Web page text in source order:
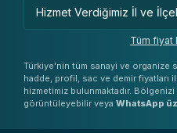
Tüm
Türkiye'nin tüm sanayi ve organize
hadde, profil, sac ve demir fiyatları
hizmetimiz bulunmaktadır.
görüntüleyebilir veya WhatsApp